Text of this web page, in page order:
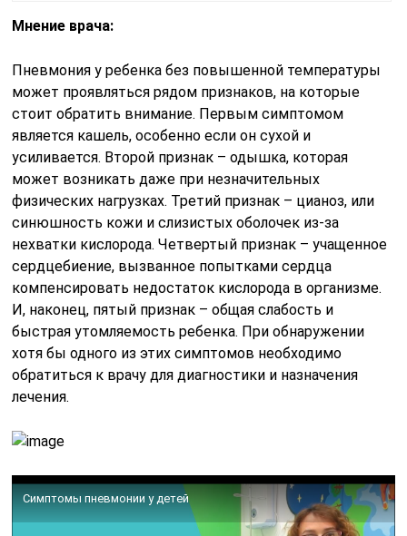
Мнение врача:
Пневмония у ребенка без повышенной температуры
может проявляться рядом признаков, на которые
стоит обратить внимание. Первым симптомом
является кашель, особенно если он сухой и
усиливается. Второй признак – одышка, которая
может возникать даже при незначительных
физических нагрузках. Третий признак – цианоз, или
синюшность кожи и слизистых оболочек из-за
нехватки кислорода. Четвертый признак – учащенное
сердцебиение, вызванное попытками сердца
компенсировать недостаток кислорода в организме.
И, наконец, пятый признак – общая слабость и
быстрая утомляемость ребенка. При обнаружении
хотя бы одного из этих симптомов необходимо
обратиться к врачу для диагностики и назначения
лечения.
Симптомы пневмонии у детей